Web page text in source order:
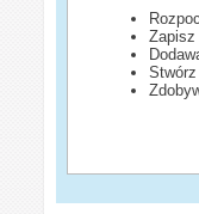
Zapisz